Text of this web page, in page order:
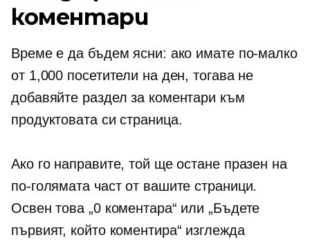
коментари
Време е да бъдем ясни: ако имате по-малко
от 1,000 посетители на ден, тогава не
добавяйте раздел за коментари към
продуктовата си страница.
Ако го направите, той ще остане празен на
по-голямата част от вашите страници.
Освен това „0 коментара“ или „Бъдете
първият, който коментира“ изглежда